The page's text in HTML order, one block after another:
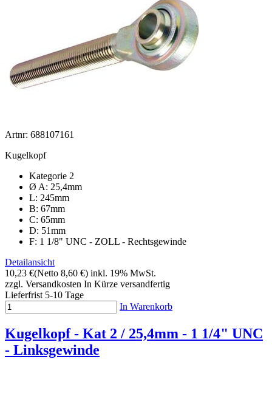
Artnr: 688107161
Kugelkopf
Kategorie 2
Ø A: 25,4mm
L: 245mm
B: 67mm
C: 65mm
D: 51mm
F: 1 1/8" UNC - ZOLL - Rechtsgewinde
Detailansicht
10,23 €(Netto 8,60 €) inkl. 19% MwSt.
zzgl. Versandkosten In Kürze versandfertig
Lieferfrist 5-10 Tage
In Warenkorb
Kugelkopf - Kat 2 / 25,4mm - 1 1/4" UNC
- Linksgewinde